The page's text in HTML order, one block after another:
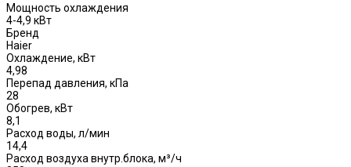
Мощность охлаждения
4-4,9 кВт
Бренд
Haier
Охлаждение, кВт
4,98
Перепад давления, кПа
28
Обогрев, кВт
8,1
Расход воды, л/мин
14,4
Расход воздуха внутр.блока, м³/ч